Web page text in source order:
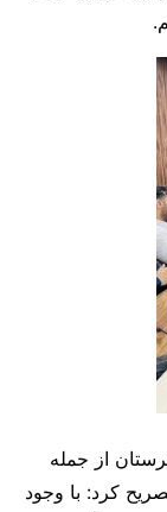
از جمله
کرد: با وجود